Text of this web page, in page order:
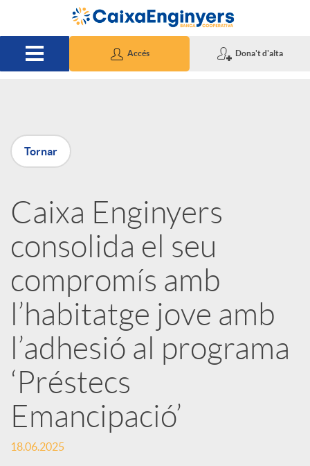
Salta al contingut principal
Accés Dona't d'alta
P
u
b
l
i
c
a
d
Tornar
Caixa Enginyers
consolida el seu
compromís amb
l’habitatge jove amb
l’adhesió al programa
‘Préstecs
Emancipació’
18.06.2025